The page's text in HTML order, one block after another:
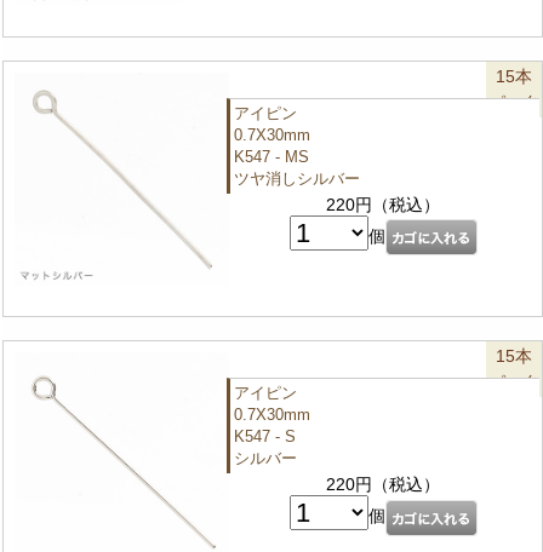
15本
パック
アイピン
0.7X30mm
K547 - MS
ツヤ消しシルバー
220円（税込）
個
15本
パック
アイピン
0.7X30mm
K547 - S
シルバー
220円（税込）
個